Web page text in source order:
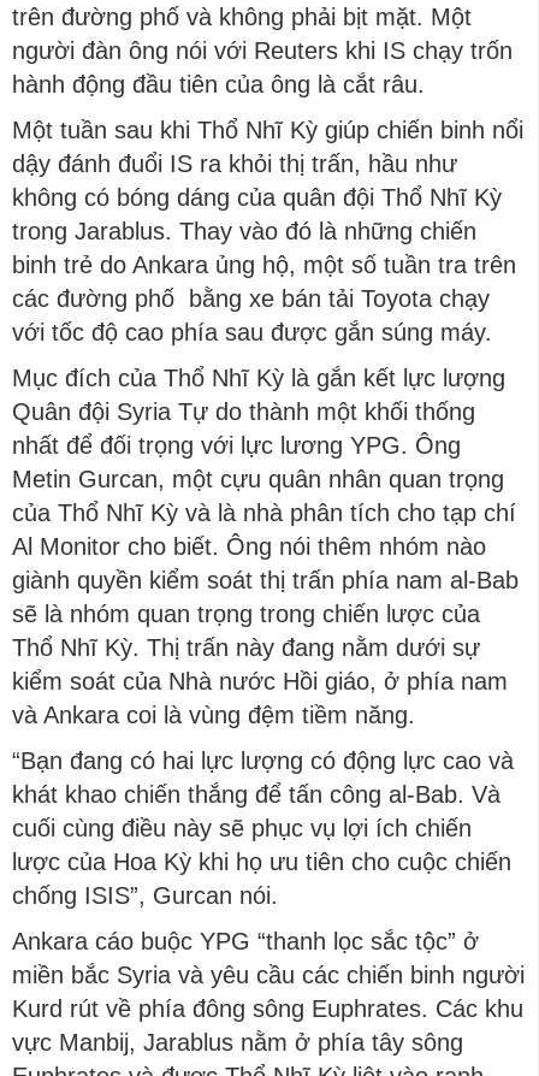
trên đường phố và không phải bịt mặt. Một
người đàn ông nói với Reuters khi IS chạy trốn
hành động đầu tiên của ông là cắt râu.
Một tuần sau khi Thổ Nhĩ Kỳ giúp chiến binh nổi
dậy đánh đuổi IS ra khỏi thị trấn, hầu như
không có bóng dáng của quân đội Thổ Nhĩ Kỳ
trong Jarablus. Thay vào đó là những chiến
binh trẻ do Ankara ủng hộ, một số tuần tra trên
các đường phố bằng xe bán tải Toyota chạy
với tốc độ cao phía sau được gắn súng máy.
Mục đích của Thổ Nhĩ Kỳ là gắn kết lực lượng
Quân đội Syria Tự do thành một khối thống
nhất để đối trọng với lực lương YPG. Ông
Metin Gurcan, một cựu quân nhân quan trọng
của Thổ Nhĩ Kỳ và là nhà phân tích cho tạp chí
Al Monitor cho biết. Ông nói thêm nhóm nào
giành quyền kiểm soát thị trấn phía nam al-Bab
sẽ là nhóm quan trọng trong chiến lược của
Thổ Nhĩ Kỳ. Thị trấn này đang nằm dưới sự
kiểm soát của Nhà nước Hồi giáo, ở phía nam
và Ankara coi là vùng đệm tiềm năng.
“Bạn đang có hai lực lượng có động lực cao và
khát khao chiến thắng để tấn công al-Bab. Và
cuối cùng điều này sẽ phục vụ lợi ích chiến
lược của Hoa Kỳ khi họ ưu tiên cho cuộc chiến
chống ISIS”, Gurcan nói.
Ankara cáo buộc YPG “thanh lọc sắc tộc” ở
miền bắc Syria và yêu cầu các chiến binh người
Kurd rút về phía đông sông Euphrates. Các khu
vực Manbij, Jarablus nằm ở phía tây sông